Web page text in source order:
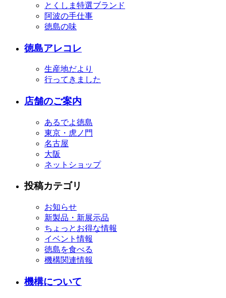
とくしま特選ブランド
阿波の手仕事
徳島の味
徳島アレコレ
生産地だより
行ってきました
店舗のご案内
あるでよ徳島
東京・虎ノ門
名古屋
大阪
ネットショップ
投稿カテゴリ
お知らせ
新製品・新展示品
ちょっとお得な情報
イベント情報
徳島を食べる
機構関連情報
機構について